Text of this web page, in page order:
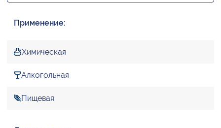
Применение:
Химическая
Алкогольная
Пищевая